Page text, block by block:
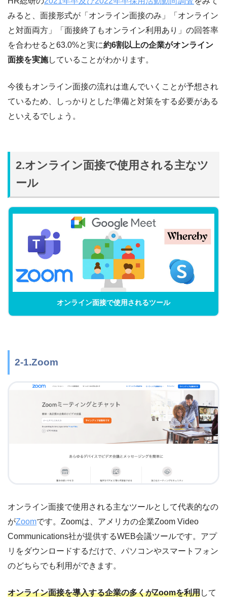
みると、面接形式が「オンライン面接のみ」「オンライン
と対面両方」「面接終了もオンライン利用あり」の回答率
を合わせると63.0%と実に約6割以上の企業がオンライン
面接を実施していることがわかります。
今後もオンライン面接の流れは進んでいくことが予想され
ているため、しっかりとした準備と対策をする必要がある
といえるでしょう。
2.オンライン面接で使用される主なツ
ール
オンライン面接で使用されるツール
2-1.Zoom
オンライン面接で使用される主なツールとして代表的なの
がZoomです。Zoomは、アメリカの企業Zoom Video
Communications社が提供するWEB会議ツールです。アプ
リをダウンロードするだけで、パソコンやスマートフォン
のどちらでも利用ができます。
オンライン面接を導入する企業の多くがZoomを利用して